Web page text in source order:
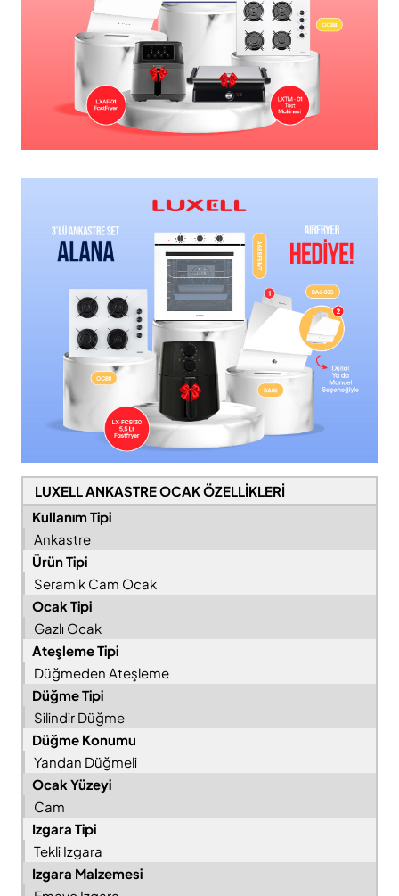
LUXELL ANKASTRE OCAKÖZELLİKLERİ
Kullanım Tipi
Ankastre
Ürün Tipi
Seramik Cam Ocak
Ocak Tipi
Gazlı Ocak
Ateşleme Tipi
Düğmeden Ateşleme
Düğme Tipi
Silindir Düğme
Düğme Konumu
Yandan Düğmeli
Ocak Yüzeyi
Cam
Izgara Tipi
Tekli Izgara
Izgara Malzemesi